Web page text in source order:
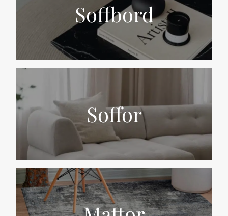
Soffbord
Soffor